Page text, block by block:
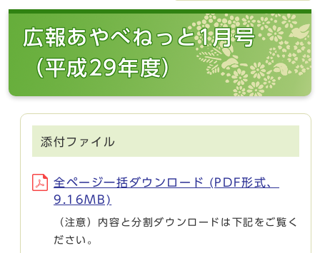
広報あやべねっと1月号
（平成29年度）
添付ファイル
全ページ一括ダウンロード (PDF形式、
9.16MB)
（注意）内容と分割ダウンロードは下記をご覧く
ださい。